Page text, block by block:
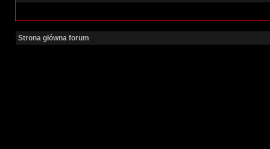
Strona główna forum